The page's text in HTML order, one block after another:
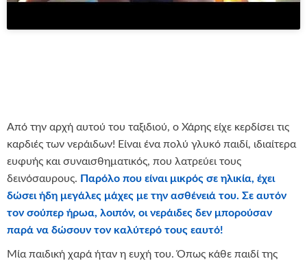
Από την αρχή αυτού του ταξιδιού, ο Χάρης είχε κερδίσει τις
καρδιές των νεράιδων! Είναι ένα πολύ γλυκό παιδί, ιδιαίτερα
ευφυής και συναισθηματικός, που λατρεύει τους
δεινόσαυρους. Παρόλο που είναι μικρός σε ηλικία, έχει
δώσει ήδη μεγάλες μάχες με την ασθένειά του. Σε αυτόν
τον σούπερ ήρωα, λοιπόν, οι νεράιδες δεν μπορούσαν
παρά να δώσουν τον καλύτερό τους εαυτό!
Μία παιδική χαρά ήταν η ευχή του. Όπως κάθε παιδί της